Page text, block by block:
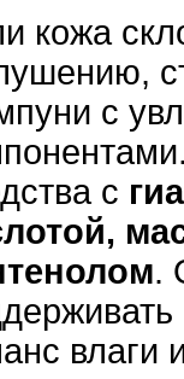
кожа
с
с
.
влаги